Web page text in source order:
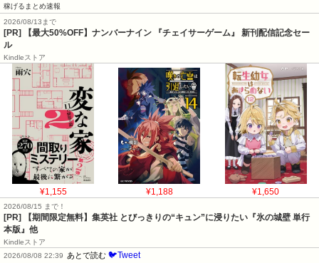
稼げるまとめ速報
2026/08/13まで
[PR] 【最大50%OFF】ナンバーナイン 『チェイサーゲーム』 新刊配信記念セー
ル
Kindleストア
¥1,155 ¥1,188 ¥1,650
2026/08/15 まで！
[PR] 【期間限定無料】集英社 とびっきりの“キュン”に浸りたい『氷の城壁 単行
本版』他
Kindleストア
2026/08/08 22:39
あとで読む 🐦Tweet